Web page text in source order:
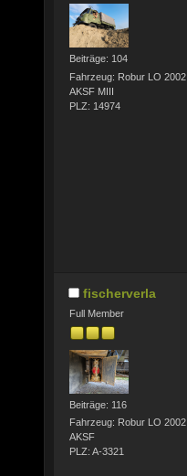
Beiträge: 104
Fahrzeug: Robur LO 2002
AKSF MIII
PLZ: 14974
fischerverla
Full Member
Beiträge: 116
Fahrzeug: Robur LO 2002
AKSF
PLZ: A-3321